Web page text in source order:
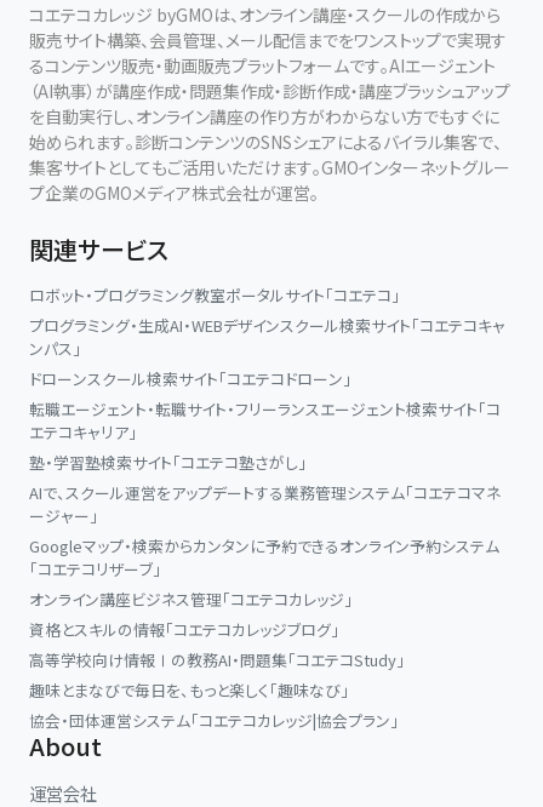
コエテコカレッジ byGMOは、オンライン講座・スクールの作成から
販売サイト構築、会員管理、メール配信までをワンストップで実現す
るコンテンツ販売・動画販売プラットフォームです。AIエージェント
（AI執事）が講座作成・問題集作成・診断作成・講座ブラッシュアップ
を自動実行し、オンライン講座の作り方がわからない方でもすぐに
始められます。診断コンテンツのSNSシェアによるバイラル集客で、
集客サイトとしてもご活用いただけます。GMOインターネットグルー
プ企業のGMOメディア株式会社が運営。
関連サービス
ロボット・プログラミング教室ポータルサイト「コエテコ」
プログラミング・生成AI・WEBデザインスクール検索サイト「コエテコキャ
ンパス」
ドローンスクール検索サイト「コエテコドローン」
転職エージェント・転職サイト・フリーランスエージェント検索サイト「コ
エテコキャリア」
塾・学習塾検索サイト「コエテコ塾さがし」
AIで、スクール運営をアップデートする業務管理システム「コエテコマネ
ージャー」
Googleマップ・検索からカンタンに予約できるオンライン予約システム
「コエテコリザーブ」
オンライン講座ビジネス管理「コエテコカレッジ」
資格とスキルの情報「コエテコカレッジブログ」
高等学校向け情報Ⅰの教務AI・問題集「コエテコStudy」
趣味とまなびで毎日を、もっと楽しく「趣味なび」
協会・団体運営システム「コエテコカレッジ|協会プラン」
About
運営会社